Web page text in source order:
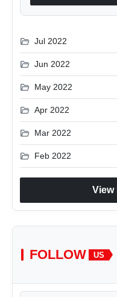
folder_open Jul 2022
folder_open Jun 2022
folder_open May 2022
folder_open Apr 2022
folder_open Mar 2022
folder_open Feb 2022
View
FOLLOW US